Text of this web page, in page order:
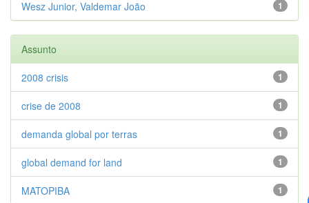
1
Wesz Junior, Valdemar João
Assunto
1
2008 crisis
1
crise de 2008
1
demanda global por terras
1
global demand for land
1
MATOPIBA